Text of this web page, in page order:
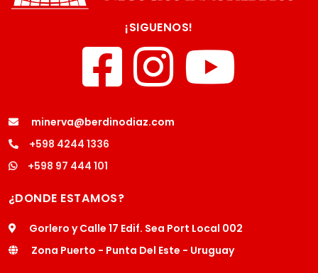
¡SIGUENOS!
minerva@berdinodiaz.com
+598 4244 1336
+598 97 444 101
¿DONDE ESTAMOS?
Gorlero y Calle 17 Edif. Sea Port Local 002
Zona Puerto - Punta Del Este - Uruguay